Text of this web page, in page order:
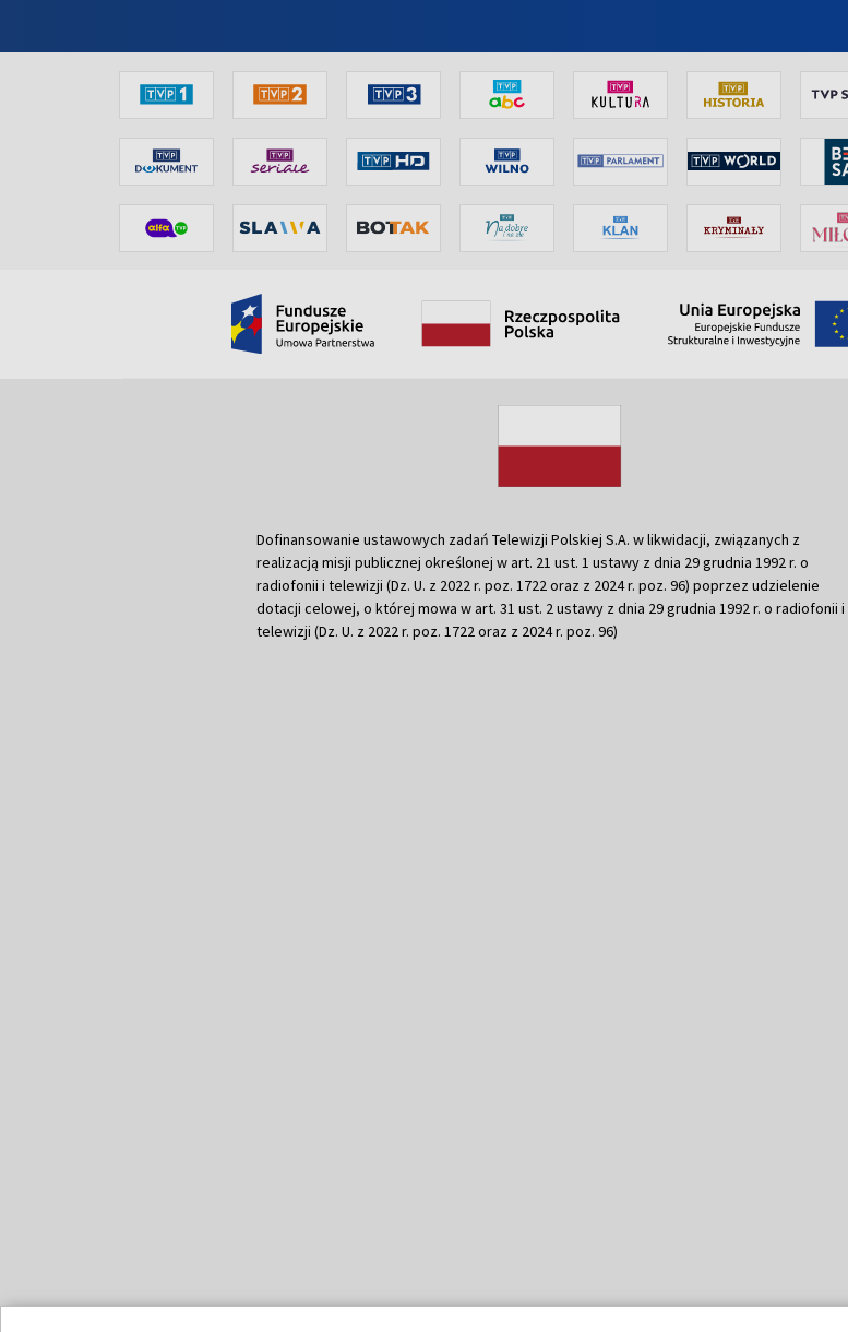
Dofinansowanie ustawowych zadań Telewizji Polskiej S.A. w likwidacji, związanych z
realizacją misji publicznej określonej w art. 21 ust. 1 ustawy z dnia 29 grudnia 1992 r. o
radiofonii i telewizji (Dz. U. z 2022 r. poz. 1722 oraz z 2024 r. poz. 96) poprzez udzielenie
dotacji celowej, o której mowa w art. 31 ust. 2 ustawy z dnia 29 grudnia 1992 r. o radiofonii i
telewizji (Dz. U. z 2022 r. poz. 1722 oraz z 2024 r. poz. 96)